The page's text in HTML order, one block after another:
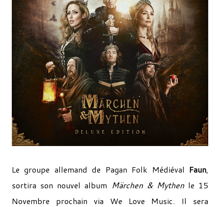
Le groupe allemand de Pagan Folk Médiéval Faun,
sortira son nouvel album Märchen & Mythenle 15
Novembre prochain via We Love Music. Il sera